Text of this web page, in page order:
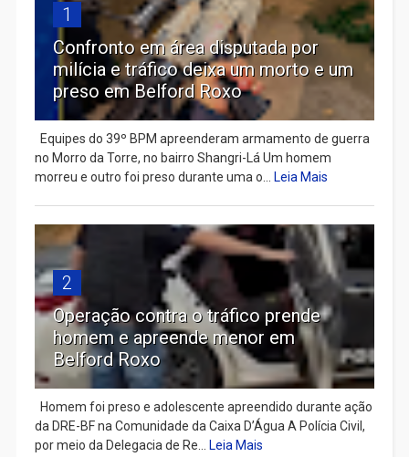
1
Confronto em área disputada por
milícia e tráfico deixa um morto e um
preso em Belford Roxo
Equipes do 39º BPM apreenderam armamento de guerra
no Morro da Torre, no bairro Shangri-Lá Um homem
morreu e outro foi preso durante uma o... Leia Mais
2
Operação contra o tráfico prende
homem e apreende menor em
Belford Roxo
Homem foi preso e adolescente apreendido durante ação
da DRE-BF na Comunidade da Caixa D’Água A Polícia Civil,
por meio da Delegacia de Re... Leia Mais